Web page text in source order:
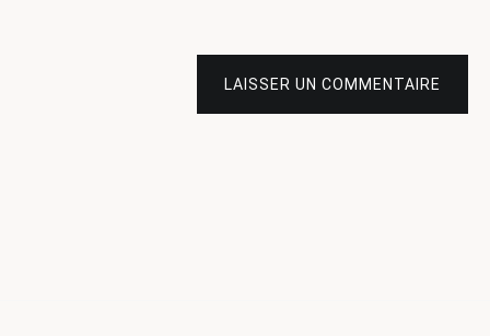
LAISSER UN COMMENTAIRE